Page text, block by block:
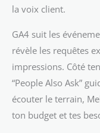
la voix client.
GA4 suit les
révèle les requêtes
impressions. Côté
“People Also Ask”
écouter le terrain,
ton budget et tes